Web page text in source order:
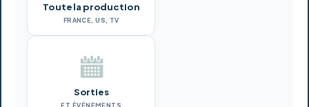
Toute la production
FRANCE, US, TV
Sorties
ET ÉVÉNEMENTS